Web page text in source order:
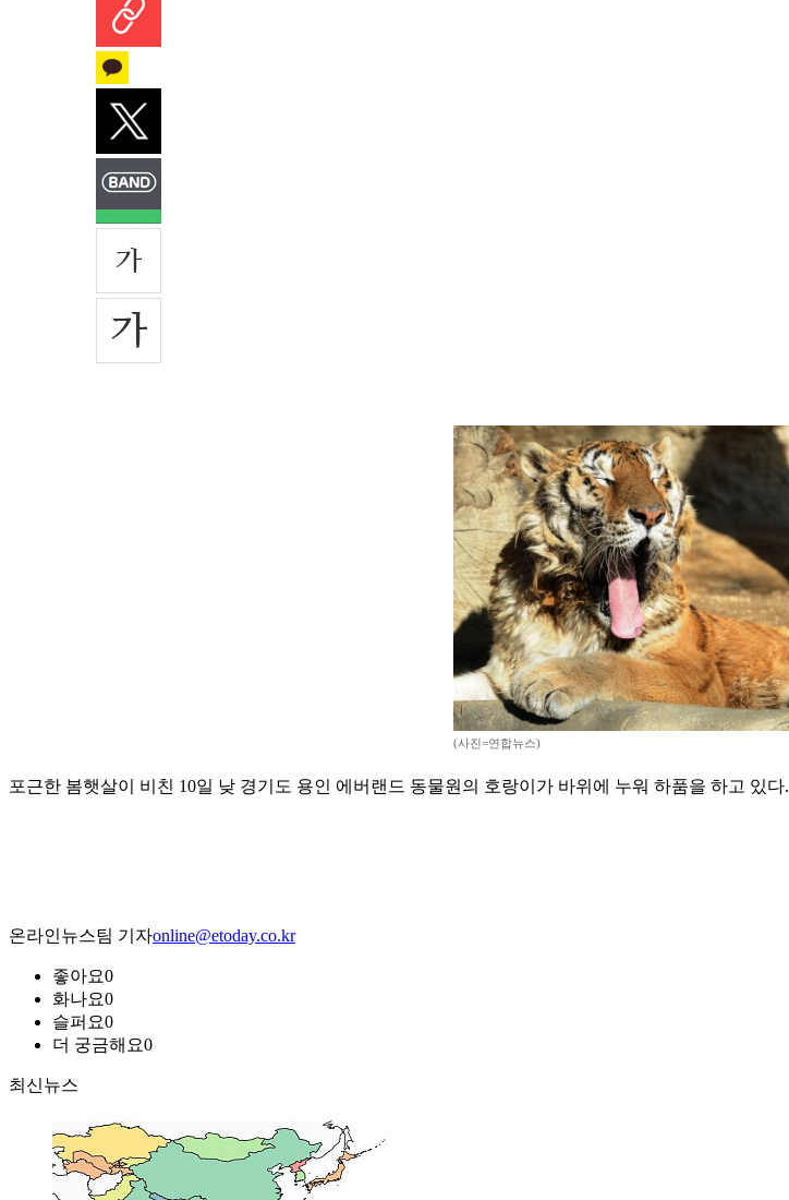
(사진=연합뉴스)
포근한 봄햇살이 비친 10일 낮 경기도 용인 에버랜드 동물원의 호랑이가 바위에 누워 하품을 하고 있다.
온라인뉴스팀 기자online@etoday.co.kr
좋아요0
화나요0
슬퍼요0
더 궁금해요0
최신뉴스